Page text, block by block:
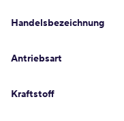
Handelsbezeichnung
Antriebsart
Kraftstoff